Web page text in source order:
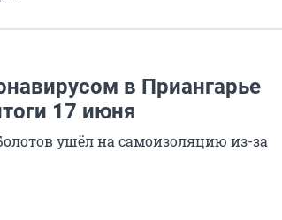
в Приангарье
17 июня
ушёл на самоизоляцию из-за